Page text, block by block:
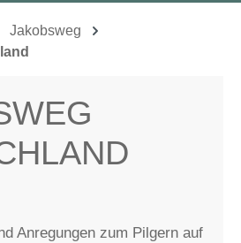
Jakobsweg
Anregungen zum Pilgern auf